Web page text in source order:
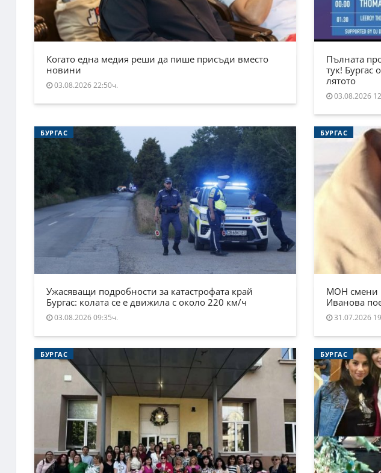
Когато една медия реши да пише присъди вместо
новини
03.08.2026 22:50ч.
Пълната
тук! Бургас
лятото
03.08.2026
БУРГАС
Ужасяващи подробности за катастрофата край
Бургас: колата се е движила с около 220 км/ч
03.08.2026 09:35ч.
БУРГАС
МОН смени
Иванова
31.07.2026
БУРГАС БУРГАС